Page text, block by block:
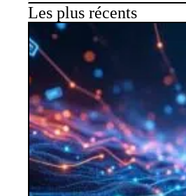
Les plus récents